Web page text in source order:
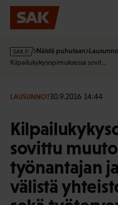
Hyppää
sisältöön
s
a
f
Näistä puhutaan
Kilpailukykysopimuksessa sovit…
LAUSUNNOT30.9.2016 14:44
sovittu
työnantajan
välistä